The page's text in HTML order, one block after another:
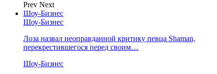
Prev Next
Шоу-Бизнес
Шоу-Бизнес
Лоза назвал неоправданной критику певца Shaman,
перекрестившегося перед своим…
Шоу-Бизнес